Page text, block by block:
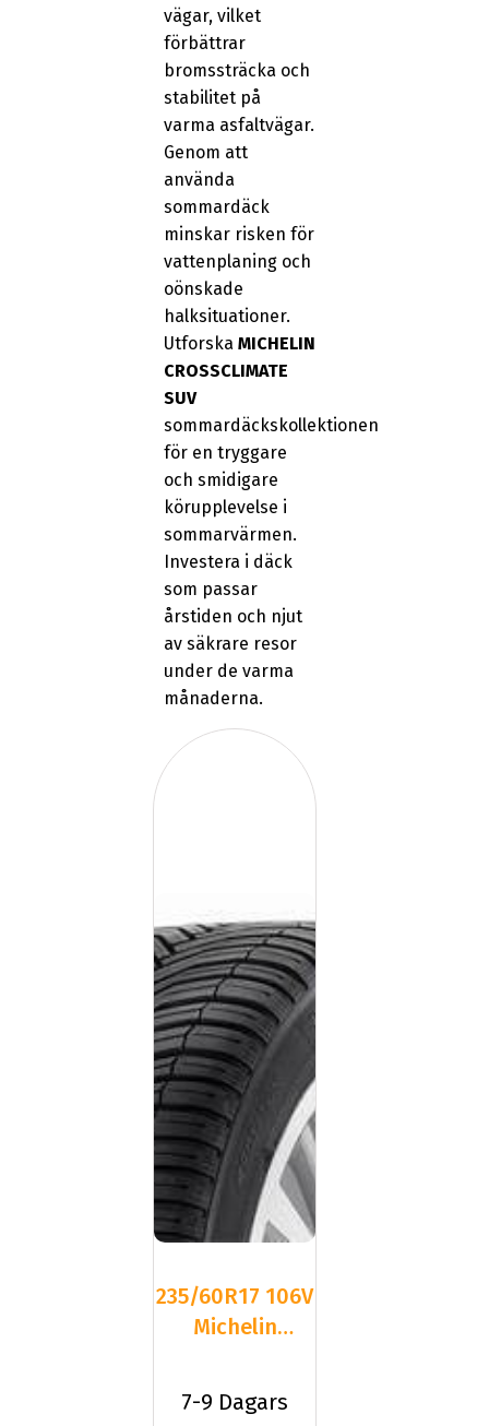
vägar, vilket
förbättrar
bromssträcka och
stabilitet på
varma asfaltvägar.
Genom att
använda
sommardäck
minskar risken för
vattenplaning och
oönskade
halksituationer.
UtforskaMICHELIN
CROSSCLIMATE
SUV
sommardäckskollektionen
för en tryggare
och smidigare
körupplevelse i
sommarvärmen.
Investera i däck
som passar
årstiden och njut
av säkrare resor
under de varma
månaderna.
235/60R17 106V
Michelin
7-9 Dagars